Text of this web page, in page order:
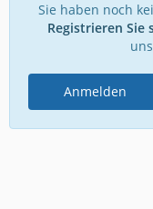
Sie haben noch
Registrieren Sie
Anmelden